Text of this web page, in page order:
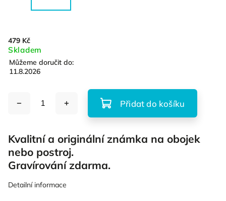
479 Kč
Skladem
Můžeme doručit do:
11.8.2026
Přidat do košíku
Kvalitní a originální známka na obojek
nebo postroj.
Gravírování zdarma.
Detailní informace